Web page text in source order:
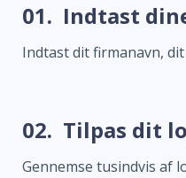
01. Indtast
Indtast dit firmanavn,
02. Tilpas dit
Gennemse tusindvis af